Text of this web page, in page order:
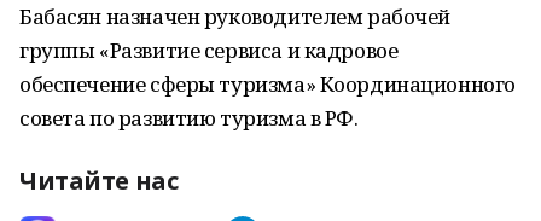
Бабасян назначен руководителем рабочей
группы «Развитие сервиса и кадровое
обеспечение сферы туризма» Координационного
совета по развитию туризма в РФ.
Читайте нас